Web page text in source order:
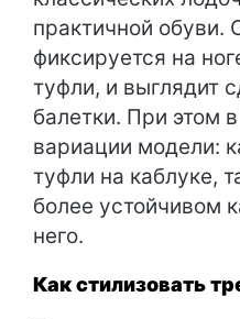
практичной обуви.
фиксируется на
туфли, и выглядит
балетки. При этом
вариации модели:
туфли на каблуке,
более устойчивом
него.
Как стилизовать